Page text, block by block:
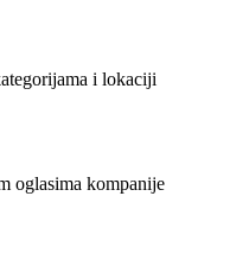
i lokaciji
oglasima kompanije